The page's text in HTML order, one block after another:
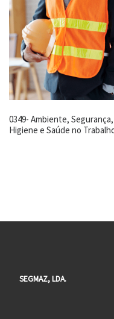
0349- Ambiente, Segurança,
Higiene e Saúde no
SEGMAZ, LDA.